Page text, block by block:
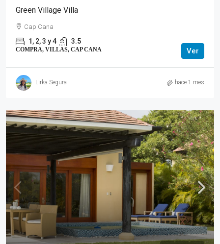
Green Village Villa
Cap Cana
1, 2, 3 y 4 3.5
COMPRA, VILLAS, CAP CANA Ver
Lirka Segura hace 1 mes